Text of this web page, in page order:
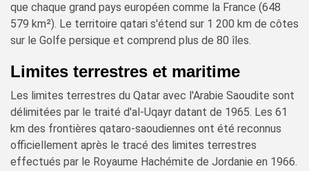
que chaque grand pays européen comme la France (648
579 km²). Le territoire qatari s'étend sur 1 200 km de côtes
sur le Golfe persique et comprend plus de 80 îles.
Limites terrestres et maritime
Les limites terrestres du Qatar avec l'Arabie Saoudite sont
délimitées par le traité d'al-Uqayr datant de 1965. Les 61
km des frontières qataro-saoudiennes ont été reconnus
officiellement après le tracé des limites terrestres
effectués par le Royaume Hachémite de Jordanie en 1966.